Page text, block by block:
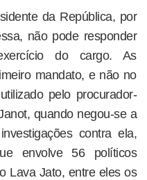
da República, por
não pode responder
do cargo. As
mandato, e não no
pelo procurador-
quando negou-se a
contra ela,
envolve 56 políticos
Lava Jato, entre eles os